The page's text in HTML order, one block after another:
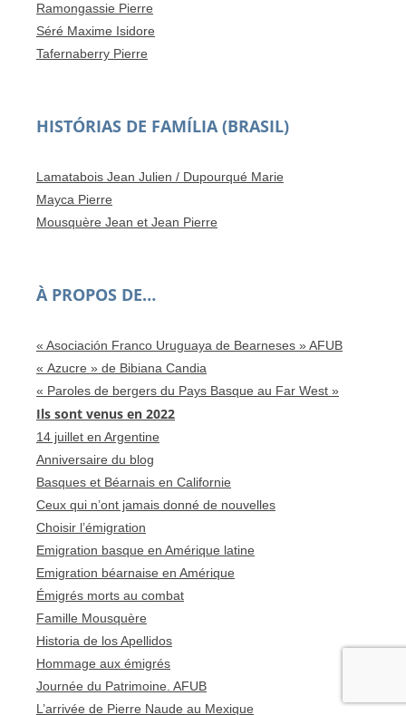
Ramongassie Pierre
Séré Maxime Isidore
Tafernaberry Pierre
HISTÓRIAS DE FAMÍLIA (BRASIL)
Lamatabois Jean Julien / Dupourqué Marie
Mayca Pierre
Mousquère Jean et Jean Pierre
À PROPOS DE…
« Asociación Franco Uruguaya de Bearneses » AFUB
« Azucre » de Bibiana Candia
« Paroles de bergers du Pays Basque au Far West »
Ils sont venus en 2022
14 juillet en Argentine
Anniversaire du blog
Basques et Béarnais en Californie
Ceux qui n’ont jamais donné de nouvelles
Choisir l’émigration
Emigration basque en Amérique latine
Emigration béarnaise en Amérique
Émigrés morts au combat
Famille Mousquère
Historia de los Apellidos
Hommage aux émigrés
Journée du Patrimoine. AFUB
L’arrivée de Pierre Naude au Mexique